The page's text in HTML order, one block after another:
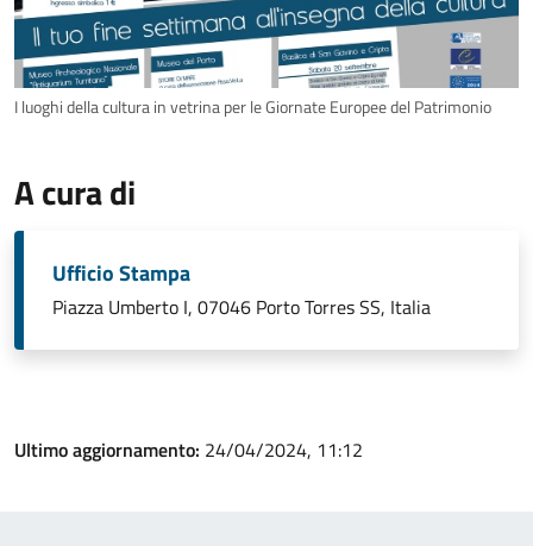
I luoghi della cultura in vetrina per le Giornate Europee del Patrimonio
A cura di
Ufficio Stampa
Piazza Umberto I, 07046 Porto Torres SS, Italia
Ultimo aggiornamento: 24/04/2024, 11:12